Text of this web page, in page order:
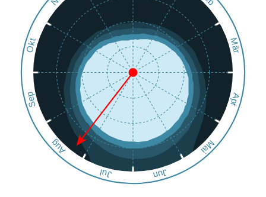
Mär
Apr
Mai
Jun
Jul
Aug
Sep
Okt